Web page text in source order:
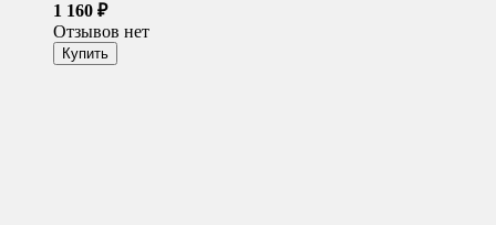
1 160 ₽
Отзывов нет